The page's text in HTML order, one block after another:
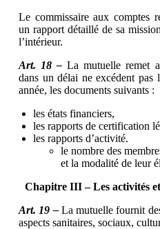
Le commissaire aux comptes
un rapport détaillé de sa
l’intérieur.
Art. 18 –La mutuelle remet
dans un délai ne excédent
année, les documents suivants :
les états financiers,
les rapports de certification
les rapports d’activité.
le nombre des
et la modalité de leur
Chapitre III – Les activités
Art. 19 – La mutuelle fournit
aspects sanitaires, sociaux,